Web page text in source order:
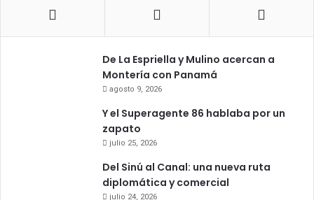
De La Espriella y Mulino acercan a
Montería con Panamá
agosto 9, 2026
Y el Superagente 86 hablaba por un
zapato
julio 25, 2026
Del Sinú al Canal: una nueva ruta
diplomática y comercial
julio 24, 2026